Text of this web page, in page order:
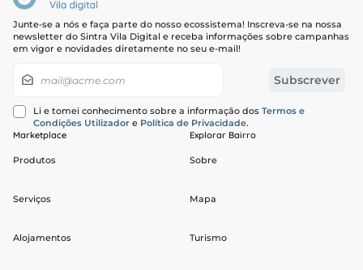
Junte-se a nós e faça parte do nosso ecossistema! Inscreva-se na nossa
newsletter do Sintra Vila Digital e receba informações sobre campanhas
em vigor e novidades diretamente no seu e-mail!
Subscrever
Li e tomei conhecimento sobre a informação dos Termos e
Condições Utilizador e Política de Privacidade.
Marketplace
Produtos
Serviços
Alojamentos
Explorar Bairro
Sobre
Mapa
Turismo